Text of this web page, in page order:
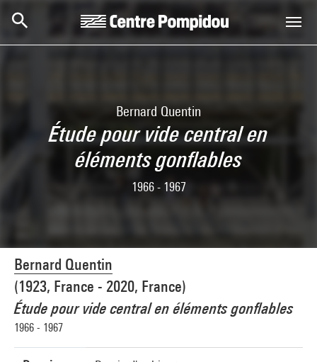
Bernard Quentin
Étude pour vide central en
éléments gonflables
1966 - 1967
Bernard Quentin
(1923, France - 2020, France)
Étude pour vide central en éléments gonflables
1966 - 1967